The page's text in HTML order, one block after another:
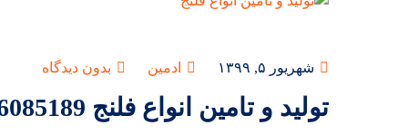
شهریور ۵, ۱۳۹۹ ادمین بدون دیدگاه
تولید و تامین انواع فلنج 09126085189